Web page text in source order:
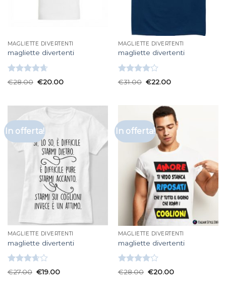
MAGLIETTE DIVERTENTI
magliette divertenti
Valutato
€28.00 €20.00
MAGLIETTE DIVERTENTI
magliette divertenti
Valutato
€31.00 €22.00
In offerta!
MAGLIETTE DIVERTENTI
magliette divertenti
Valutato
€27.00 €19.00
In offerta!
MAGLIETTE DIVERTENTI
magliette divertenti
Valutato
€28.00 €20.00